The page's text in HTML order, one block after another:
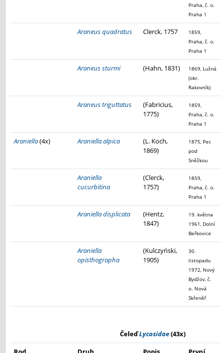
Praha, č. o.
Praha 1
Araneus quadratus Clerck, 1757
1859,
Praha, č. o.
Praha 1
Araneus sturmi (Hahn, 1831)
1869, Lužná
(okr.
Rakovník)
Araneus triguttatus
(Fabricius,
1775)
1859,
Praha, č. o.
Praha 1
Araniella(4x) Araniella alpica
(L. Koch,
1869)
1875, Pec
pod
Sněžkou
Araniella
cucurbitina
(Clerck,
1757)
1859,
Praha, č. o.
Praha 1
Araniella displicata
(Hentz,
1847)
19. května
1961, Dolní
Beřkovice
Araniella
opisthographa
(Kulczyński,
1905)
30.
listopadu
1972, Nový
Bydžov, č.
o. Nová
Skřeněř
ČeleďLycosidae(43x)